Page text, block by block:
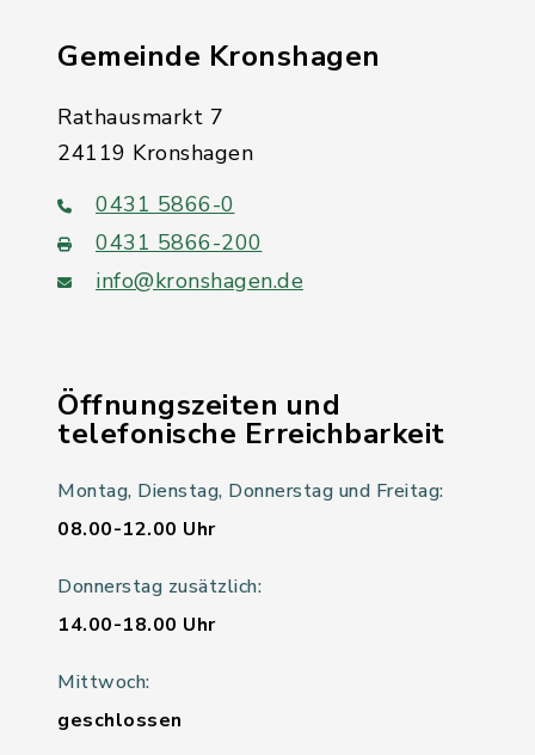
Gemeinde Kronshagen
Rathausmarkt 7
24119 Kronshagen
0431 5866-0
0431 5866-200
info@kronshagen.de
Öffnungszeiten und
telefonische Erreichbarkeit
Montag, Dienstag, Donnerstag und Freitag:
08.00-12.00 Uhr
Donnerstag zusätzlich:
14.00-18.00 Uhr
Mittwoch:
geschlossen